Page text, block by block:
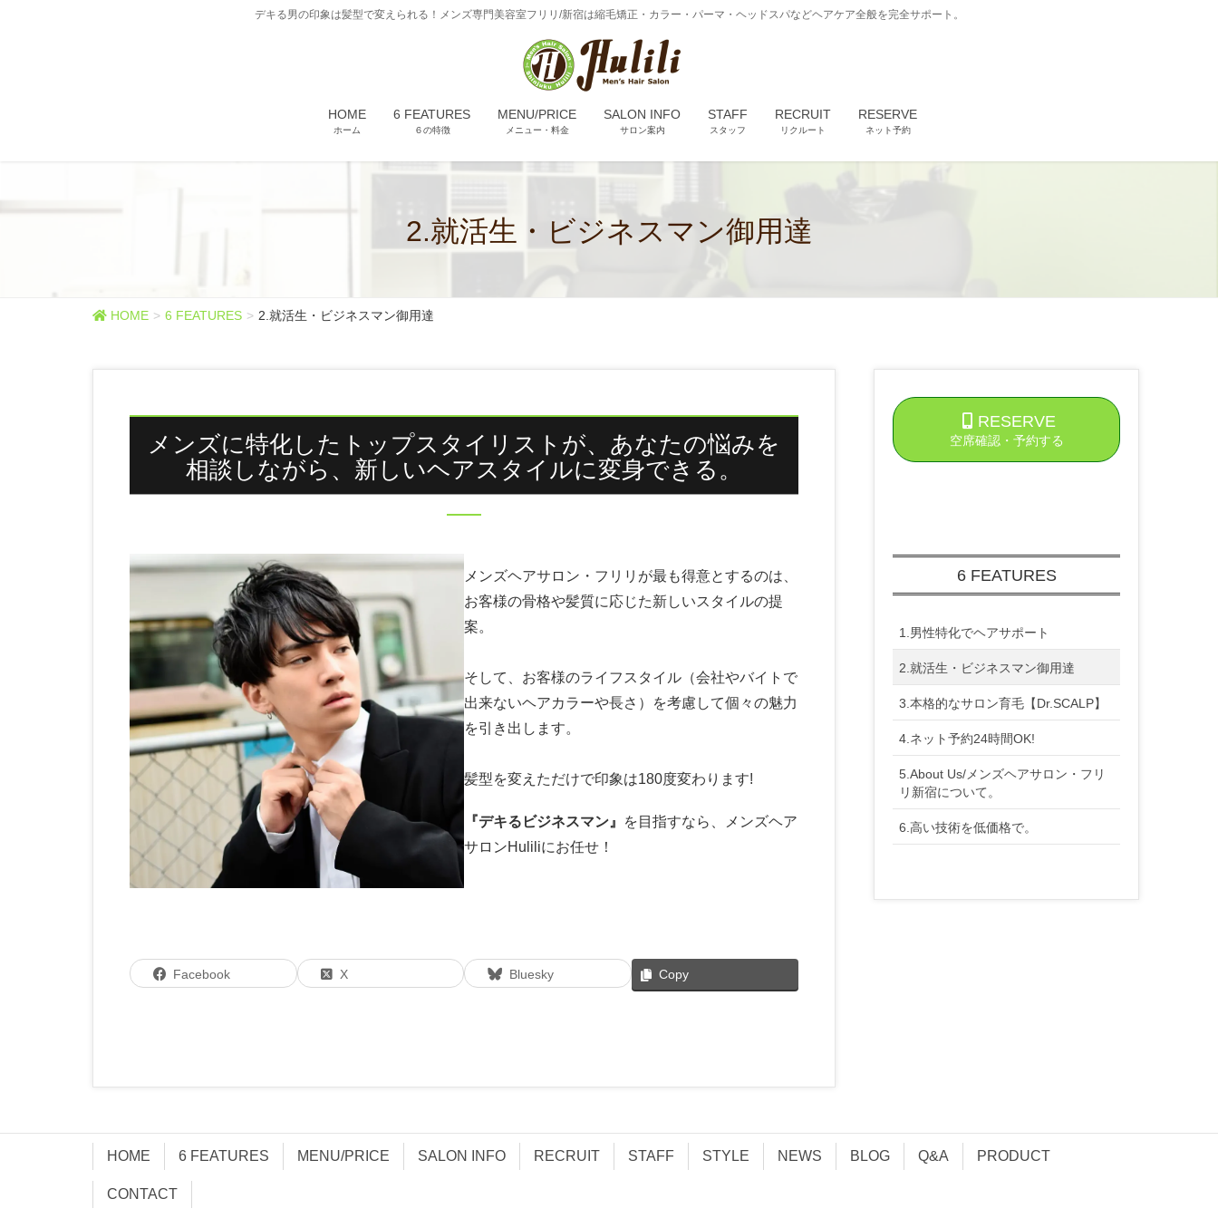
デキる男の印象は髪型で変えられる！メンズ専門美容室フリリ/新宿は縮毛矯正・カラー・パーマ・ヘッドスパなどヘアケア全般を完全サポート。
HOME
ホーム
6 FEATURES
６の特徴
MENU/PRICE
メニュー・料金
SALON INFO
サロン案内
STAFF
スタッフ
RECRUIT
リクルート
RESERVE
ネット予約
2.就活生・ビジネスマン御用達
HOME 6 FEATURES 2.就活生・ビジネスマン御用達
メンズに特化したトップスタイリストが、あなたの悩みを
相談しながら、新しいヘアスタイルに変身できる。
メンズヘアサロン・フリリが最も得意とするのは、
お客様の骨格や髪質に応じた新しいスタイルの提
案。
そして、お客様のライフスタイル（会社やバイトで
出来ないヘアカラーや長さ）を考慮して個々の魅力
を引き出します。
髪型を変えただけで印象は180度変わります!
『デキるビジネスマン』
を目指すなら、メンズヘア
サロンHuliliにお任せ！
Facebook X Bluesky Copy
RESERVE
空席確認・予約する
6 FEATURES
1.男性特化でヘアサポート
2.就活生・ビジネスマン御用達
3.本格的なサロン育毛【Dr.SCALP】
4.ネット予約24時間OK!
5.About Us/メンズヘアサロン・フリ
リ新宿について。
6.高い技術を低価格で。
HOME 6 FEATURES MENU/PRICE SALON INFO RECRUIT STAFF STYLE NEWS BLOG Q&A PRODUCT
CONTACT